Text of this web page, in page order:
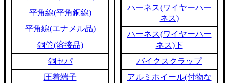
平角線(平角銅線)
平角線(エナメル品)
銅管(溶接品)
銅セパ
圧着端子
ハーネス(ワイヤーハー
ネス)
ハーネス(ワイヤーハー
ネス)下
バイクスクラップ
アルミホイール(付物な